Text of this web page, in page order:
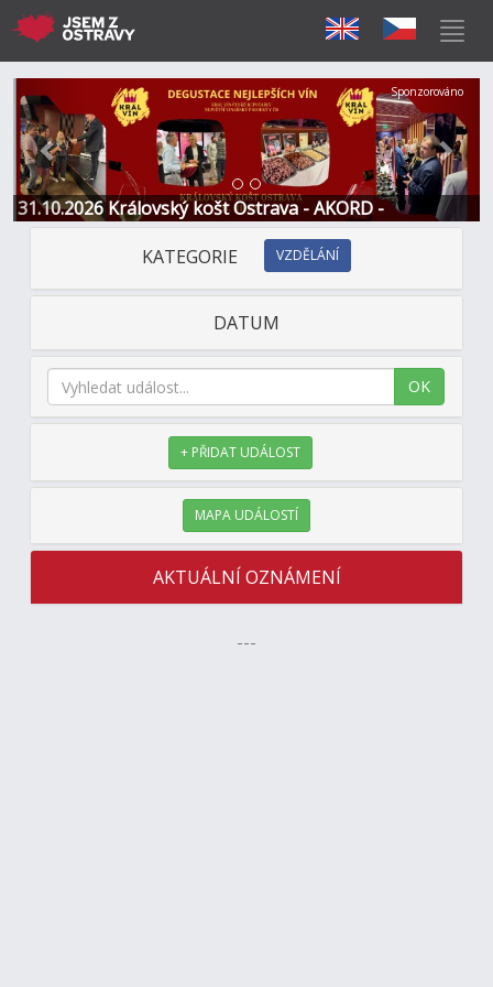
31.10.2026 Královský košt Ostrava - AKORD -
Restaurace a Hotel
Předchozí Další
Sponzorováno
KATEGORIE VZDĚLÁNÍ
DATUM
OK
+ PŘIDAT UDÁLOST
MAPA UDÁLOSTÍ
AKTUÁLNÍ OZNÁMENÍ
---